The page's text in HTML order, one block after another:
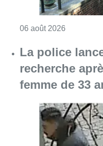
06 août 2026
La police
recherche
femme de 33